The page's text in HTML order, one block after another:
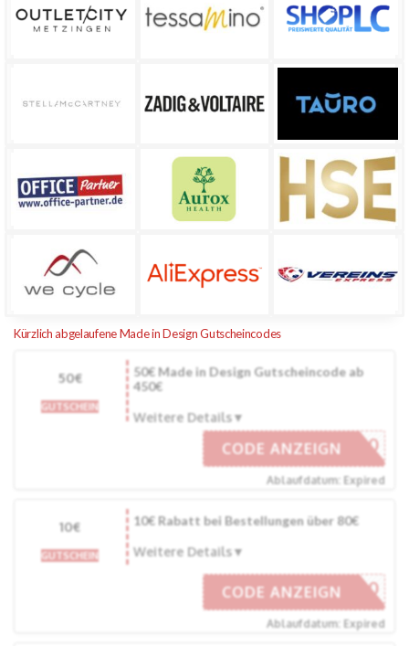
Kürzlich abgelaufene Made in Design Gutscheincodes
50€
GUTSCHEIN
50€ Made in Design Gutscheincode ab
450€
Weitere Details
MIDDE-50
CODE ANZEIGN
Ablaufdatum: Expired
10€
GUTSCHEIN
10€ Rabatt bei Bestellungen über 80€
Weitere Details
MIDDE-10
CODE ANZEIGN
Ablaufdatum: Expired